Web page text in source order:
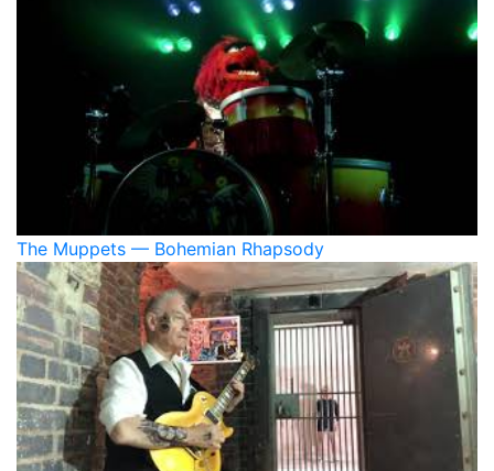
The Muppets — Bohemian Rhapsody